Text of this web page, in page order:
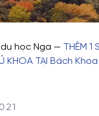
học Nga — THÊM 1
KHOA TẠI Bách Khoa